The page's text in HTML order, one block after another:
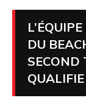
DU
SECOND